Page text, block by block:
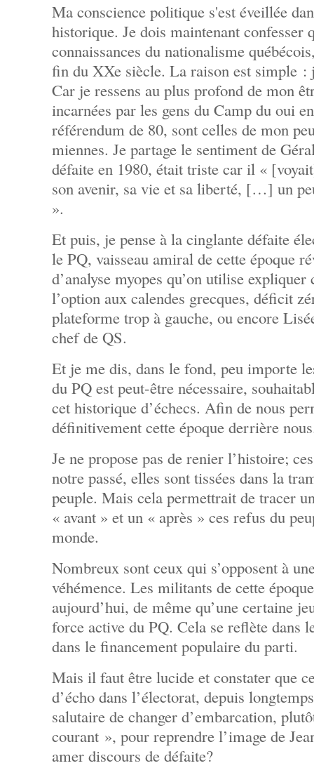
Ma conscience politique s'est éveillée
historique. Je dois maintenant confesser
connaissances du nationalisme
fin du XXe siècle. La raison est simple :
Car je ressens au plus profond de mon
incarnées par les gens du Camp du oui
référendum de 80, sont celles de mon
miennes. Je partage le sentiment de
défaite en 1980, était triste car il «
son avenir, sa vie et sa liberté, […] un
».
Et puis, je pense à la cinglante défaite
le PQ, vaisseau amiral de cette époque
d’analyse myopes qu’on utilise
l’option aux calendes grecques, déficit
plateforme trop à gauche, ou encore
chef de QS.
Et je me dis, dans le fond, peu importe
du PQ est peut-être nécessaire,
cet historique d’échecs. Afin de nous
définitivement cette époque derrière
Je ne propose pas de renier l’histoire;
notre passé, elles sont tissées dans la
peuple. Mais cela permettrait de tracer
« avant » et un « après » ces refus du
monde.
Nombreux sont ceux qui s’opposent à
véhémence. Les militants de cette
aujourd’hui, de même qu’une certaine
force active du PQ. Cela se reflète dans
dans le financement populaire du parti.
Mais il faut être lucide et constater que
d’écho dans l’électorat, depuis
salutaire de changer d’embarcation,
courant », pour reprendre l’image de
amer discours de défaite?